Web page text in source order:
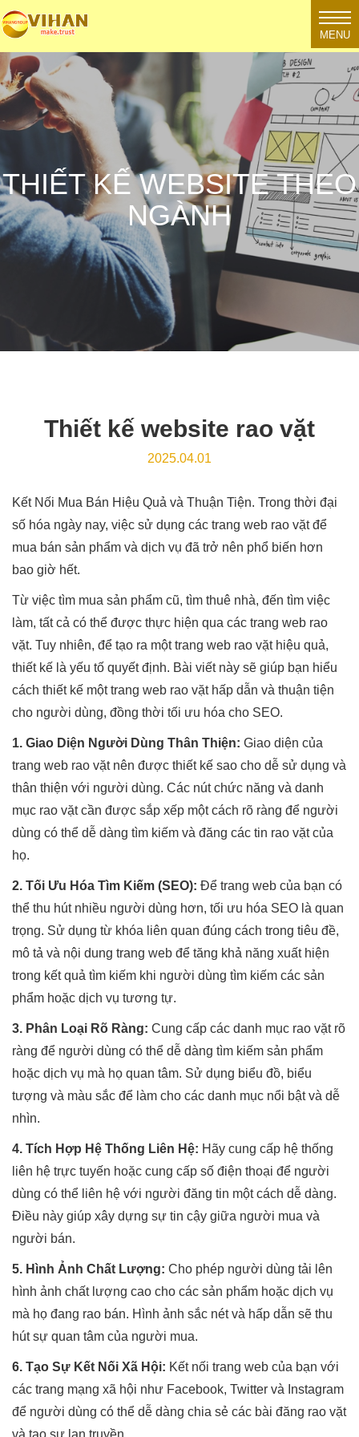
MENU
THIẾT KẾ WEBSITE THEO
NGÀNH
Thiết kế website rao vặt
2025.04.01
Kết Nối Mua Bán Hiệu Quả và Thuận Tiện. Trong thời đại
số hóa ngày nay, việc sử dụng các trang web rao vặt để
mua bán sản phẩm và dịch vụ đã trở nên phổ biến hơn
bao giờ hết.
Từ việc tìm mua sản phẩm cũ, tìm thuê nhà, đến tìm việc
làm, tất cả có thể được thực hiện qua các trang web rao
vặt. Tuy nhiên, để tạo ra một trang web rao vặt hiệu quả,
thiết kế là yếu tố quyết định. Bài viết này sẽ giúp bạn hiểu
cách thiết kế một trang web rao vặt hấp dẫn và thuận tiện
cho người dùng, đồng thời tối ưu hóa cho SEO.
1. Giao Diện Người Dùng Thân Thiện: Giao diện của
trang web rao vặt nên được thiết kế sao cho dễ sử dụng và
thân thiện với người dùng. Các nút chức năng và danh
mục rao vặt cần được sắp xếp một cách rõ ràng để người
dùng có thể dễ dàng tìm kiếm và đăng các tin rao vặt của
họ.
2. Tối Ưu Hóa Tìm Kiếm (SEO): Để trang web của bạn có
thể thu hút nhiều người dùng hơn, tối ưu hóa SEO là quan
trọng. Sử dụng từ khóa liên quan đúng cách trong tiêu đề,
mô tả và nội dung trang web để tăng khả năng xuất hiện
trong kết quả tìm kiếm khi người dùng tìm kiếm các sản
phẩm hoặc dịch vụ tương tự.
3. Phân Loại Rõ Ràng: Cung cấp các danh mục rao vặt rõ
ràng để người dùng có thể dễ dàng tìm kiếm sản phẩm
hoặc dịch vụ mà họ quan tâm. Sử dụng biểu đồ, biểu
tượng và màu sắc để làm cho các danh mục nổi bật và dễ
nhìn.
4. Tích Hợp Hệ Thống Liên Hệ: Hãy cung cấp hệ thống
liên hệ trực tuyến hoặc cung cấp số điện thoại để người
dùng có thể liên hệ với người đăng tin một cách dễ dàng.
Điều này giúp xây dựng sự tin cậy giữa người mua và
người bán.
5. Hình Ảnh Chất Lượng: Cho phép người dùng tải lên
hình ảnh chất lượng cao cho các sản phẩm hoặc dịch vụ
mà họ đang rao bán. Hình ảnh sắc nét và hấp dẫn sẽ thu
hút sự quan tâm của người mua.
6. Tạo Sự Kết Nối Xã Hội: Kết nối trang web của bạn với
các trang mạng xã hội như Facebook, Twitter và Instagram
để người dùng có thể dễ dàng chia sẻ các bài đăng rao vặt
và tạo sự lan truyền.